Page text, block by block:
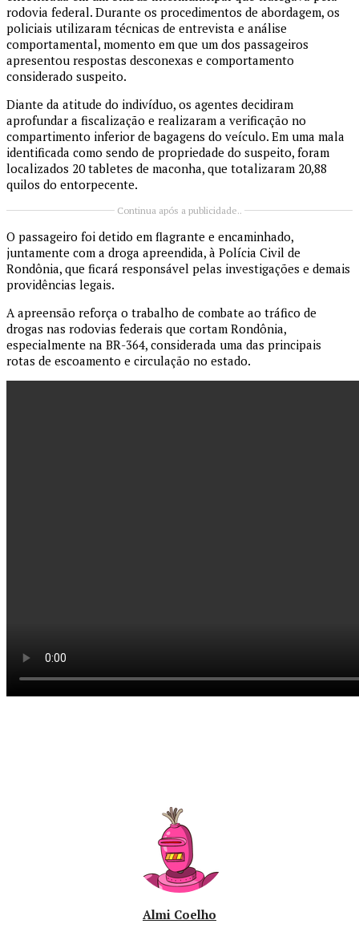
rodovia federal. Durante os procedimentos de abordagem, os
policiais utilizaram técnicas de entrevista e análise
comportamental, momento em que um dos passageiros
apresentou respostas desconexas e comportamento
considerado suspeito.
Diante da atitude do indivíduo, os agentes decidiram
aprofundar a fiscalização e realizaram a verificação no
compartimento inferior de bagagens do veículo. Em uma mala
identificada como sendo de propriedade do suspeito, foram
localizados 20 tabletes de maconha, que totalizaram 20,88
quilos do entorpecente.
Continua após a publicidade..
O passageiro foi detido em flagrante e encaminhado,
juntamente com a droga apreendida, à Polícia Civil de
Rondônia, que ficará responsável pelas investigações e demais
providências legais.
A apreensão reforça o trabalho de combate ao tráfico de
drogas nas rodovias federais que cortam Rondônia,
especialmente na BR-364, considerada uma das principais
rotas de escoamento e circulação no estado.
Almi Coelho